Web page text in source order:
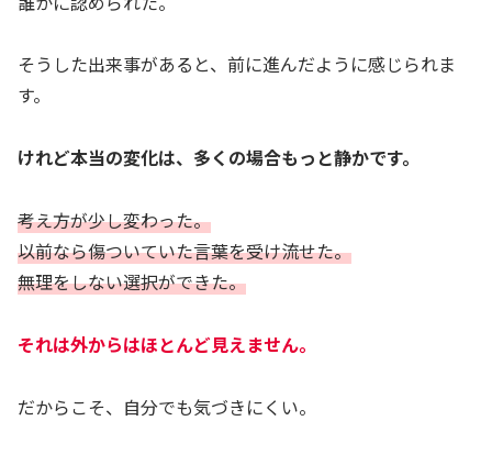
そうした出来事があると、前に進んだように感じられま
す。
けれど本当の変化は、多くの場合もっと静かです。
考え方が少し変わった。
以前なら傷ついていた言葉を受け流せた。
無理をしない選択ができた。
それは外からはほとんど見えません。
だからこそ、自分でも気づきにくい。